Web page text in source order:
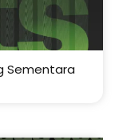
Sementara